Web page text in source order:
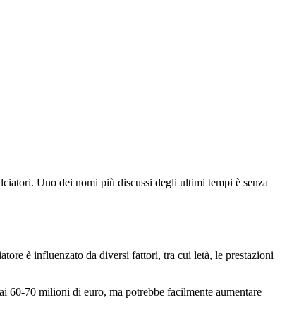
Uno dei nomi più discussi degli ultimi tempi è senza
è influenzato da diversi fattori, tra cui letà, le prestazioni
60-70 milioni di euro, ma potrebbe facilmente aumentare